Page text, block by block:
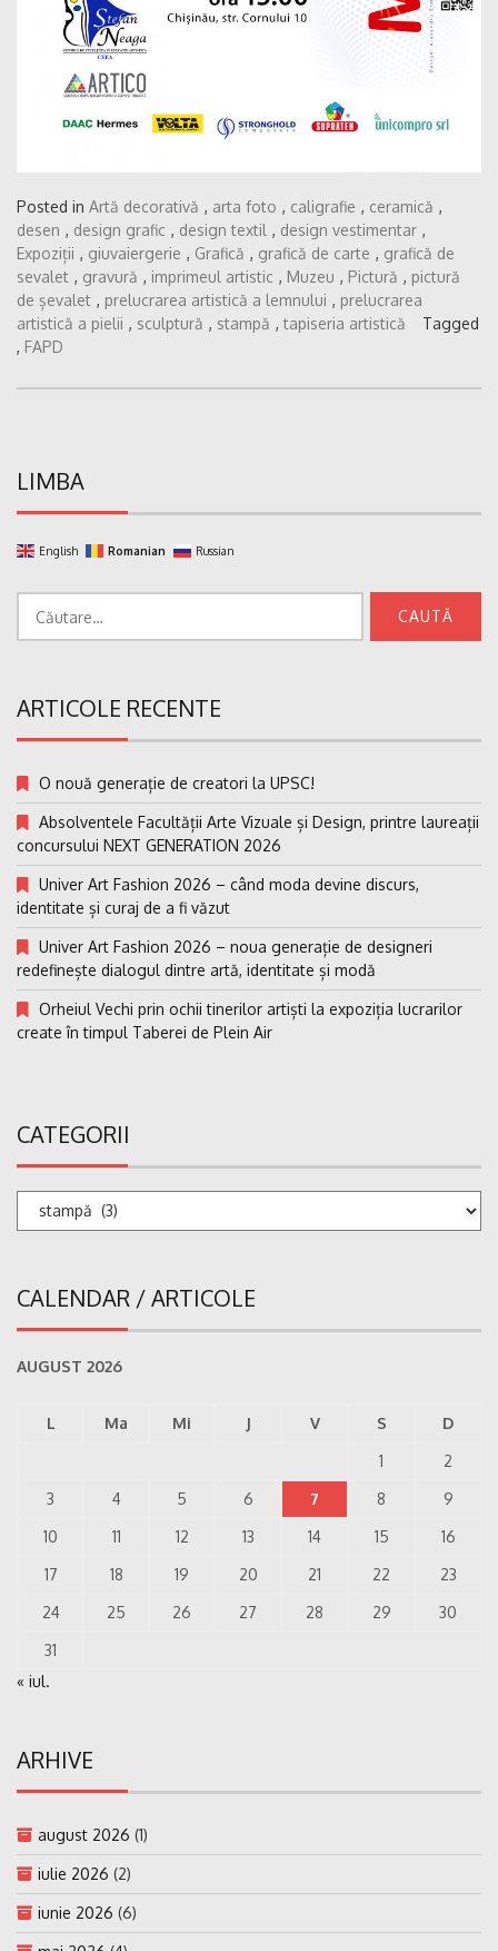
Posted in Artă decorativă , arta foto , caligrafie , ceramică ,
desen , design grafic , design textil , design vestimentar ,
Expoziții , giuvaiergerie , Grafică , grafică de carte , grafică de
sevalet , gravură , imprimeul artistic , Muzeu , Pictură , pictură
de șevalet , prelucrarea artistică a lemnului , prelucrarea
artistică a pielii , sculptură , stampă ,tapiseria artistică
Tagged
, FAPD
LIMBA
English Romanian Russian
după:
ARTICOLE RECENTE
O nouă generație de creatori la UPSC!
Absolventele Facultății Arte Vizuale și Design, printre laureații
concursului NEXT GENERATION 2026
Univer Art Fashion 2026 – când moda devine discurs,
identitate și curaj de a fi văzut
Univer Art Fashion 2026 – noua generație de designeri
redefinește dialogul dintre artă, identitate și modă
Orheiul Vechi prin ochii tinerilor artiști la expoziția lucrarilor
create în timpul Taberei de Plein Air
CATEGORII
Categorii
CALENDAR / ARTICOLE
AUGUST 2026
L Ma Mi J V S
D
1
2
3
4 5 6 7 8
9
10
11 12 13 14 15
16
17
18 19 20 21 22
23
24
25 26 27 28 29
30
31
« iul.
ARHIVE
august 2026 (1)
iulie 2026 (2)
iunie 2026 (6)